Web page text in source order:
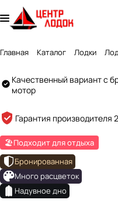
Главная Каталог Лодки
Created by GlyphGenius Studio
Качественный вариант с
мотор
Гарантия производителя
🏖️Подходит для отдыха
Бронированная
Много расцветок
Надувное дно